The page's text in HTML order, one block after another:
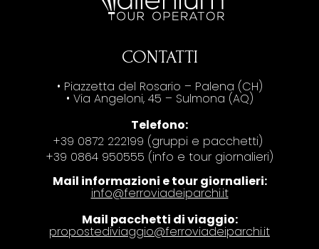
CONTATTI
• Piazzetta del Rosario – Palena (CH)
• Via Angeloni, 45 – Sulmona (AQ)
Telefono:
+39 0872 222199 (gruppi e pacchetti)
+39 0864 950555 (info e tour giornalieri)
Mail informazioni e tour giornalieri:
info@ferroviadeiparchi.it
Mail pacchetti di viaggio:
propostediviaggio@ferroviadeiparchi.it